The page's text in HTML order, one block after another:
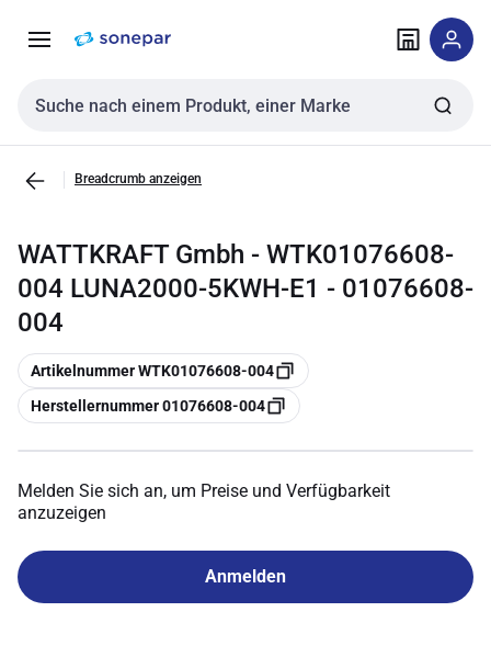
NavigationInhalt
Sucheingabe
Breadcrumb anzeigen
WATTKRAFT Gmbh - WTK01076608-
004 LUNA2000-5KWH-E1 - 01076608-
004
Kopieren
Artikelnummer WTK01076608-004
Kopieren
Herstellernummer 01076608-004
Melden Sie sich an, um Preise und Verfügbarkeit
anzuzeigen
Anmelden